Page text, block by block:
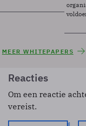
MEER WHITEPAPERS
Reacties
Om een reactie
vereist.